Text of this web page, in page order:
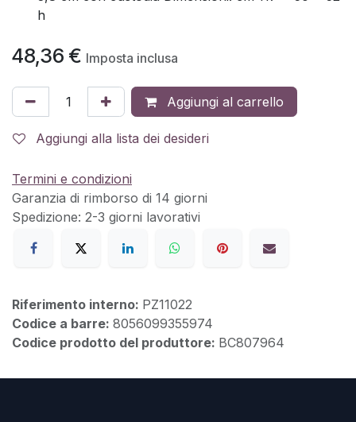
h
48,36 € Imposta inclusa
Aggiungi al carrello
Aggiungi alla lista dei desideri
Termini e condizioni
Garanzia di rimborso di 14 giorni
Spedizione: 2-3 giorni lavorativi
Riferimento interno: PZ11022
Codice a barre: 8056099355974
Codice prodotto del produttore: BC807964